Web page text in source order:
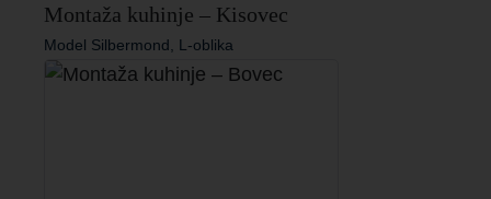
Montaža kuhinje – Kisovec
Model Silbermond, L-oblika